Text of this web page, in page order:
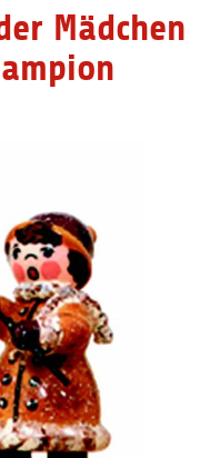
Mädchen